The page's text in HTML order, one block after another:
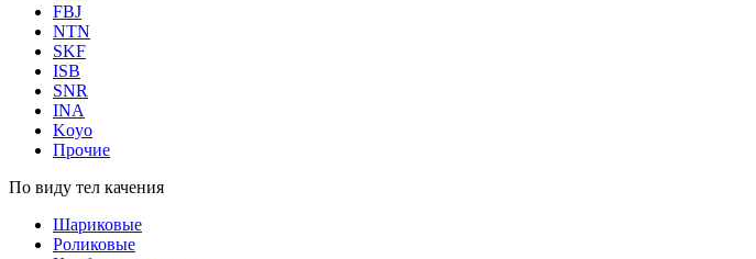
FBJ
NTN
SKF
ISB
SNR
INA
Koyo
Прочие
По виду тел качения
Шариковые
Роликовые